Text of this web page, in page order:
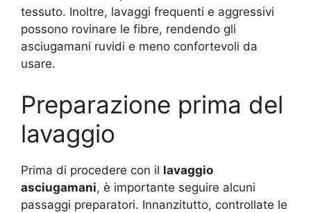
tessuto. Inoltre, lavaggi frequenti e aggressivi
possono rovinare le fibre, rendendo gli
asciugamani ruvidi e meno confortevoli da
usare.
Preparazione prima del
lavaggio
Prima di procedere con il lavaggio
asciugamani, è importante seguire alcuni
passaggi preparatori. Innanzitutto, controllate le